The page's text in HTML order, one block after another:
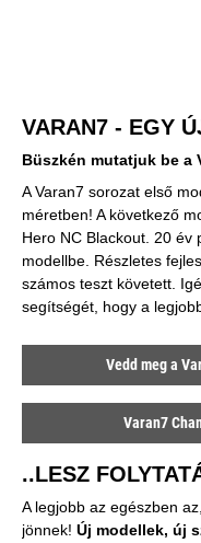
VARAN7 - EGY
Büszkén mutatjuk be a
A Varan7 sorozat első
méretben! A következő
Hero NC Blackout. 20 év
modellbe. Részletes
számos teszt követett.
segítségét, hogy a
Vedd meg a
Varan7
..LESZ
A legjobb az egészben
jönnek! Új modellek, új